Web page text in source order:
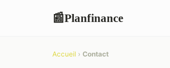
📰Planfinance
Accueil › Contact